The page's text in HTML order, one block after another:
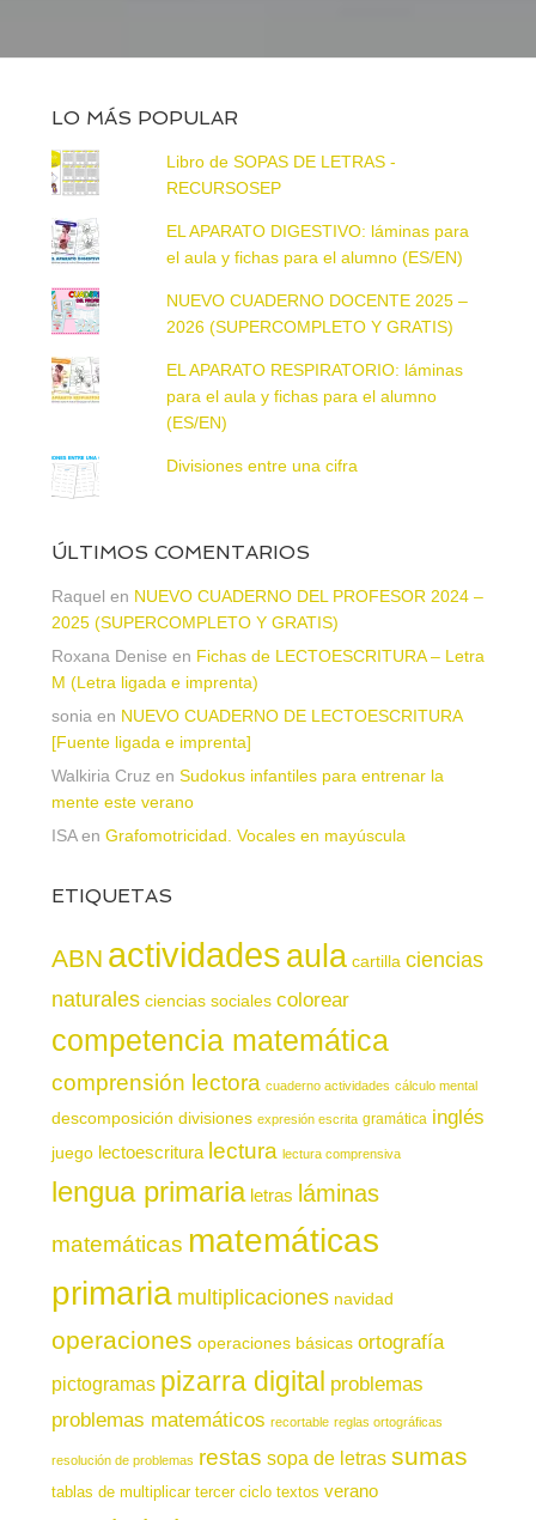
LO MÁS POPULAR
Libro de SOPAS DE LETRAS -
RECURSOSEP
EL APARATO DIGESTIVO: láminas para
el aula y fichas para el alumno (ES/EN)
NUEVO CUADERNO DOCENTE 2025 –
2026 (SUPERCOMPLETO Y GRATIS)
EL APARATO RESPIRATORIO: láminas
para el aula y fichas para el alumno
(ES/EN)
Divisiones entre una cifra
ÚLTIMOS COMENTARIOS
Raquel en NUEVO CUADERNO DEL PROFESOR 2024 –
2025 (SUPERCOMPLETO Y GRATIS)
Roxana Denise en Fichas de LECTOESCRITURA – Letra
M (Letra ligada e imprenta)
sonia en NUEVO CUADERNO DE LECTOESCRITURA
[Fuente ligada e imprenta]
Walkiria Cruz en Sudokus infantiles para entrenar la
mente este verano
ISAen Grafomotricidad. Vocales en mayúscula
ETIQUETAS
ABN actividadesaula cartilla ciencias
naturales ciencias sociales colorear
competencia matemática
comprensión lectora cuaderno actividades cálculo mental
descomposición divisiones expresión escrita gramática inglés
juego lectoescritura lectura lectura comprensiva
lengua primaria letras láminas
matemáticas matemáticas
primaria multiplicaciones navidad
operaciones operaciones básicas ortografía
pictogramas pizarra digital problemas
problemas matemáticos recortable reglas ortográficas
resolución de problemas restas sopa de letras sumas
tablas de multiplicar tercer ciclo textos verano